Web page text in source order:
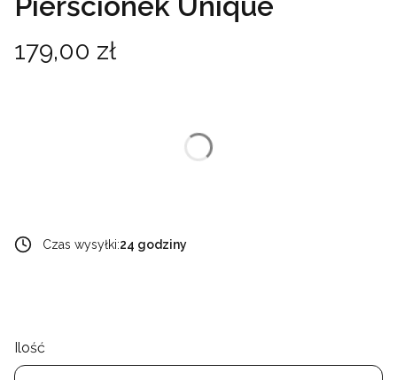
Cena
179,00 zł
Czas wysyłki:24 godziny
Ilość